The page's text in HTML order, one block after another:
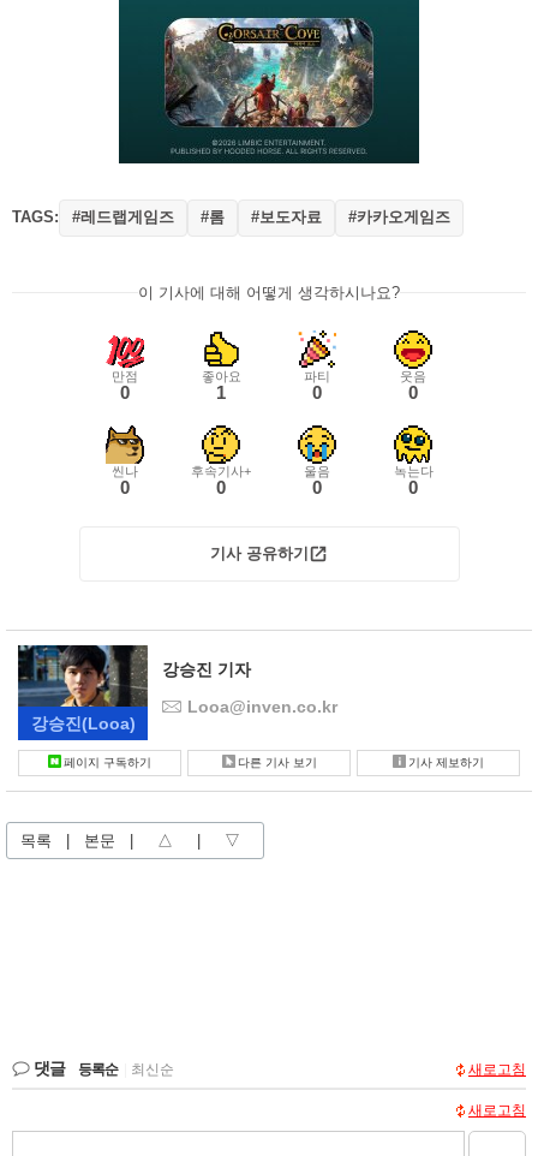
TAGS: #레드랩게임즈 #롬 #보도자료 #카카오게임즈
이 기사에 대해 어떻게 생각하시나요?
만점
0
좋아요
1
파티
0
웃음
0
씬나
0
후속기사+
0
울음
0
녹는다
0
기사 공유하기
강승진(Looa)
강승진 기자
Looa@inven.co.kr
페이지 구독하기 다른 기사 보기 기사 제보하기
목록 | 본문 | △ | ▽
댓글 등록순 최신순 새로고침
새로고침